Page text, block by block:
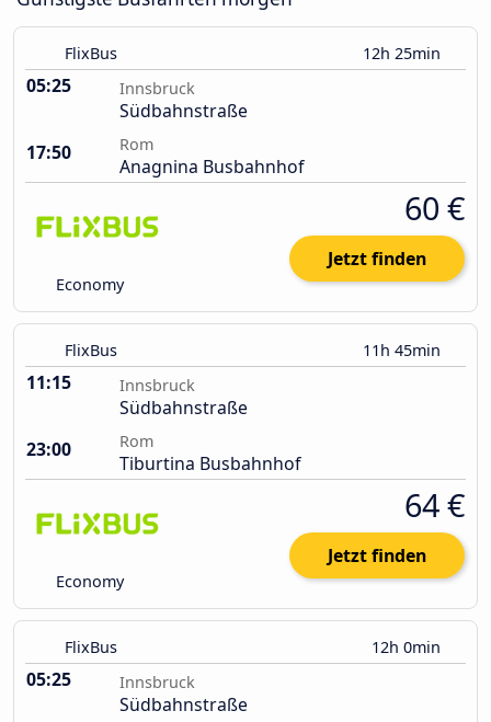
FlixBus 12h 25min
05:25 Innsbruck
Südbahnstraße
17:50
Rom
Anagnina Busbahnhof
Economy
60 €
Jetzt finden
FlixBus 11h 45min
11:15 Innsbruck
Südbahnstraße
23:00
Rom
Tiburtina Busbahnhof
Economy
64 €
Jetzt finden
FlixBus 12h 0min
05:25 Innsbruck
Südbahnstraße